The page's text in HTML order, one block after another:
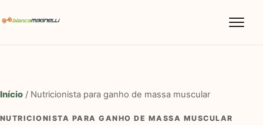
Abrir
Início / Nutricionista para ganho de massa muscular
NUTRICIONISTA PARA GANHO DE MASSA MUSCULAR